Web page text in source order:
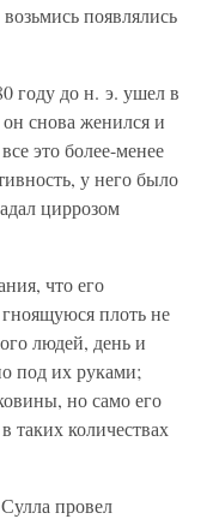
появлялись
году до н. э. ушел в
снова женился и
это более-менее
у него было
циррозом
что его
плоть не
людей, день и
под их руками;
но само его
таких количествах
провел